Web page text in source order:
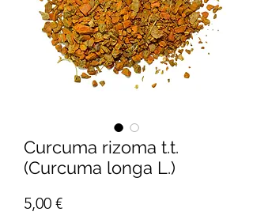
Curcuma rizoma t.t.
(Curcuma longa L.)
5,00 €Prezzo